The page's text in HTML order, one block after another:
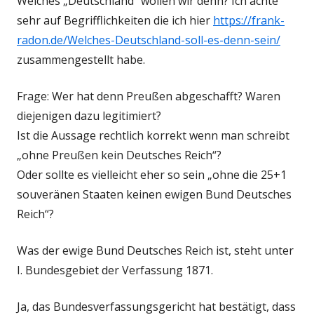
sehr auf Begrifflichkeiten die ich hier https://frank-
radon.de/Welches-Deutschland-soll-es-denn-sein/
zusammengestellt habe.
Frage: Wer hat denn Preußen abgeschafft? Waren
diejenigen dazu legitimiert?
Ist die Aussage rechtlich korrekt wenn man schreibt
„ohne Preußen kein Deutsches Reich“?
Oder sollte es vielleicht eher so sein „ohne die 25+1
souveränen Staaten keinen ewigen Bund Deutsches
Reich“?
Was der ewige Bund Deutsches Reich ist, steht unter
I. Bundesgebiet der Verfassung 1871.
Ja, das Bundesverfassungsgericht hat bestätigt, dass